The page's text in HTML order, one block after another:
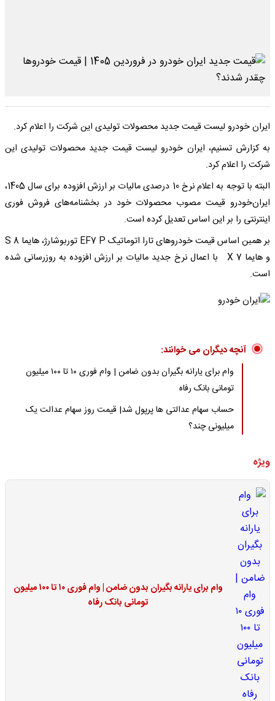
ایران خودرو لیست قیمت جدید محصولات تولیدی این شرکت را اعلام کرد.
به کزارش تسنیم، ایران خودرو لیست قیمت جدید محصولات تولیدی این
شرکت را اعلام کرد.
البته با توجه به اعلام نرخ 10 درصدی مالیات بر ارزش افزوده برای سال 1405،
ایران‌خودرو قیمت مصوب محصولات خود در بخشنامه‌های فروش فوری
اینترنتی را بر این اساس تعدیل کرده است.
بر همبن اساس قیمت خودرو‌های تارا اتوماتیک EF7 P توربوشارژ، هایما 8 S
و هایما 7 X با اعمال نرخ جدید مالیات بر ارزش افزوده به روزرسانی شده
است.
آنچه دیگران می خوانند:
وام برای یارانه بگیران بدون ضامن | وام فوری ۱۰ تا ۱۰۰ میلیون
تومانی بانک رفاه
حساب سهام عدالتی ها پرپول شد| قیمت روز سهام عدالت یک
میلیونی چند؟
ویژه
وام برای یارانه بگیران بدون ضامن | وام فوری ۱۰ تا ۱۰۰ میلیون
تومانی بانک رفاه